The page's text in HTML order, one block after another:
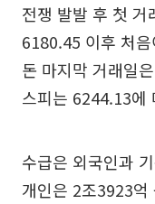
전쟁 발발 후 첫
6180.45 이후 처
돈 마지막 거래일
스피는 6244.13에
수급은 외국인과
개인은 2조3923억